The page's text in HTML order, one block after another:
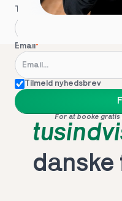
Telefon*
Email*
Tilmeld nyhedsbrev
For at booke gratis
danske